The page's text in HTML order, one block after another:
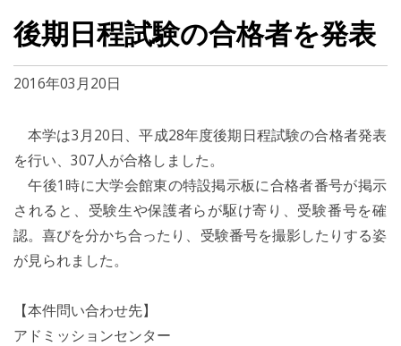
後期日程試験の合格者を発表
2016年03月20日
本学は3月20日、平成28年度後期日程試験の合格者発表
を行い、307人が合格しました。
午後1時に大学会館東の特設掲示板に合格者番号が掲示
されると、受験生や保護者らが駆け寄り、受験番号を確
認。喜びを分かち合ったり、受験番号を撮影したりする姿
が見られました。
【本件問い合わせ先】
アドミッションセンター